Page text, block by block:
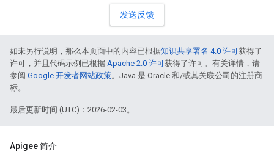
发送反馈
如未另行说明，那么本页面中的内容已根据知识共享署名 4.0 许可获得了
许可，并且代码示例已根据 Apache 2.0 许可获得了许可。有关详情，请
参阅 Google 开发者网站政策。Java 是 Oracle 和/或其关联公司的注册商
标。
最后更新时间 (UTC)：2026-02-03。
Apigee 简介